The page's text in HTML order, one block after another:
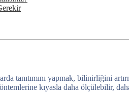
tanıtımını yapmak, bilinirliğini
kıyasla daha ölçülebilir,